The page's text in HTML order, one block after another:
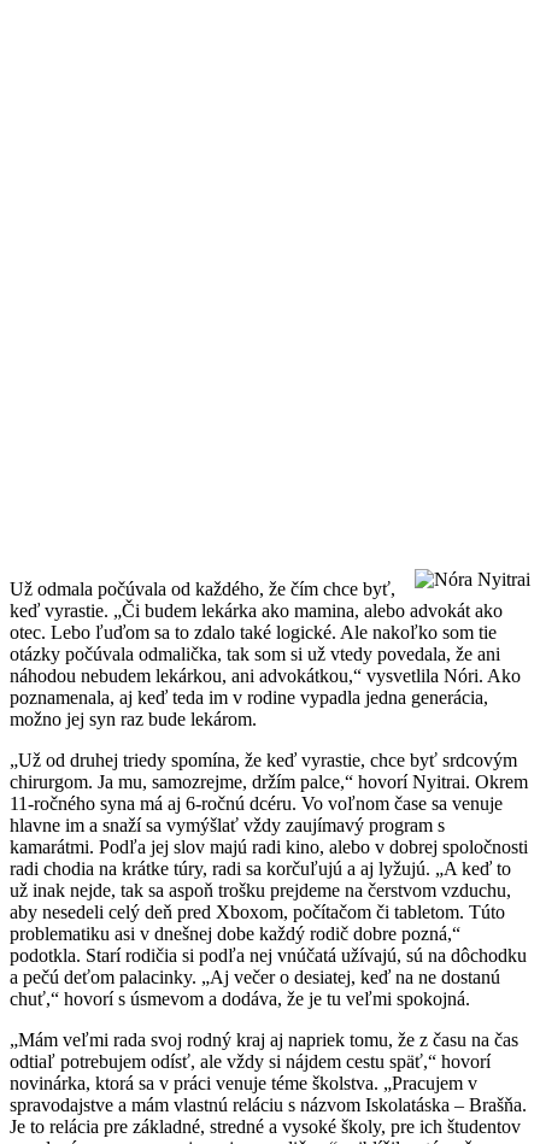
Už odmala počúvala od každého, že čím chce byť,
keď vyrastie. „Či budem lekárka ako mamina, alebo advokát ako
otec. Lebo ľuďom sa to zdalo také logické. Ale nakoľko som tie
otázky počúvala odmalička, tak som si už vtedy povedala, že ani
náhodou nebudem lekárkou, ani advokátkou,“ vysvetlila Nóri. Ako
poznamenala, aj keď teda im v rodine vypadla jedna generácia,
možno jej syn raz bude lekárom.
„Už od druhej triedy spomína, že keď vyrastie, chce byť srdcovým
chirurgom. Ja mu, samozrejme, držím palce,“ hovorí Nyitrai. Okrem
11-ročného syna má aj 6-ročnú dcéru. Vo voľnom čase sa venuje
hlavne im a snaží sa vymýšlať vždy zaujímavý program s
kamarátmi. Podľa jej slov majú radi kino, alebo v dobrej spoločnosti
radi chodia na krátke túry, radi sa korčuľujú a aj lyžujú. „A keď to
už inak nejde, tak sa aspoň trošku prejdeme na čerstvom vzduchu,
aby nesedeli celý deň pred Xboxom, počítačom či tabletom. Túto
problematiku asi v dnešnej dobe každý rodič dobre pozná,“
podotkla. Starí rodičia si podľa nej vnúčatá užívajú, sú na dôchodku
a pečú deťom palacinky. „Aj večer o desiatej, keď na ne dostanú
chuť,“ hovorí s úsmevom a dodáva, že je tu veľmi spokojná.
„Mám veľmi rada svoj rodný kraj aj napriek tomu, že z času na čas
odtiaľ potrebujem odísť, ale vždy si nájdem cestu späť,“ hovorí
novinárka, ktorá sa v práci venuje téme školstva. „Pracujem v
spravodajstve a mám vlastnú reláciu s názvom Iskolatáska – Brašňa.
Je to relácia pre základné, stredné a vysoké školy, pre ich študentov